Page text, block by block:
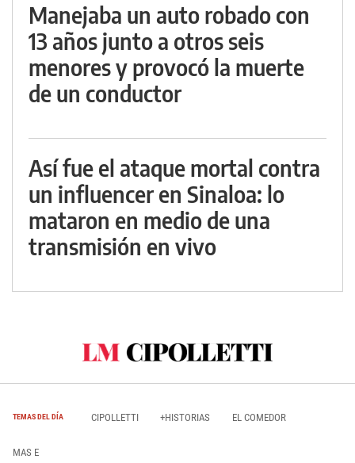
Manejaba un auto robado con
13 años junto a otros seis
menores y provocó la muerte
de un conductor
Así fue el ataque mortal contra
un influencer en Sinaloa: lo
mataron en medio de una
transmisión en vivo
TEMAS DEL DÍA CIPOLLETTI +HISTORIAS EL COMEDOR
MAS E